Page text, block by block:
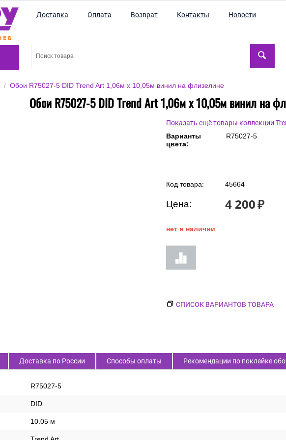
Доставка Оплата Возврат Контакты Новости
/ Обои R75027-5 DID Trend Art 1,06м х 10,05м винил на флизелине
Обои R75027-5 DID Trend Art 1,06м х 10,05м винил на
Показать ещё товары коллекции
Варианты
цвета:
R75027-5
Код товара: 45664
Цена: 4 200₽
нет в наличии
СПИСОК ВАРИАНТОВ ТОВАРА
Доставка по России Способы оплаты Рекомендации по поклейке
R75027-5
DID
10.05 м